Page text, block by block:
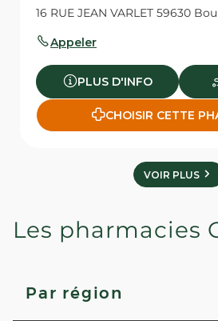
16 RUE JEAN VARLET 59630
Appeler
PLUS D'INFO
CHOISIR CETTE
VOIR PLUS
Les pharmacies
Par région